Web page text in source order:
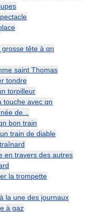
tête à qn
saint Thomas
tondre
torpilleur
touche avec qn
de...
bon train
train de diable
en travers des autres
la trompette
la une des journaux
à gaz